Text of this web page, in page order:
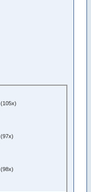
(105x)
(97x)
(98x)